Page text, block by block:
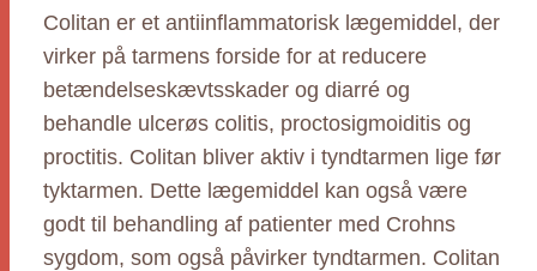
Colitan er et antiinflammatorisk lægemiddel, der
virker på tarmens forside for at reducere
betændelseskævtsskader og diarré og
behandle ulcerøs colitis, proctosigmoiditis og
proctitis. Colitan bliver aktiv i tyndtarmen lige før
tyktarmen. Dette lægemiddel kan også være
godt til behandling af patienter med Crohns
sygdom, som også påvirker tyndtarmen. Colitan